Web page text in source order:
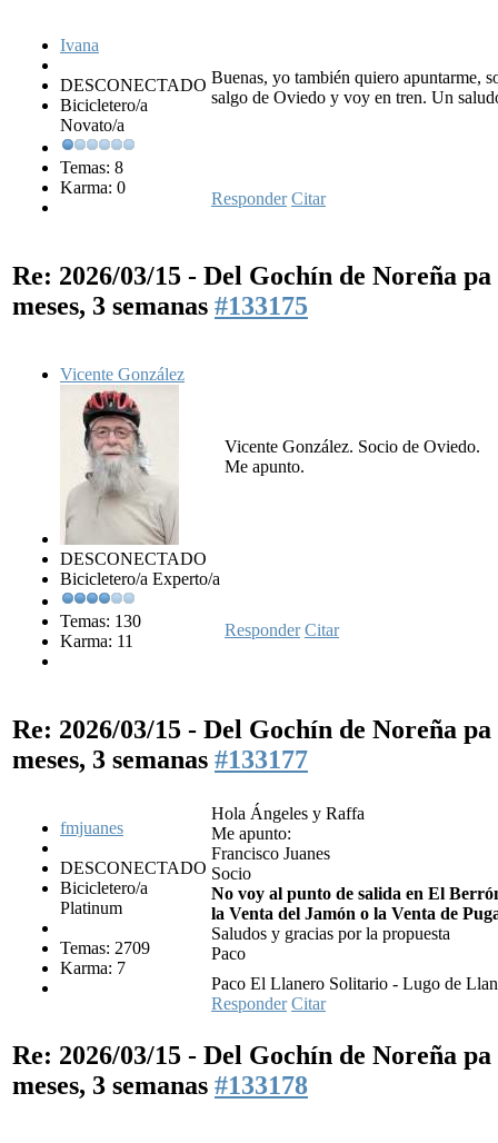
Ivana
DESCONECTADO
Bicicletero/a
Novato/a
Temas: 8
Karma: 0
Buenas, yo también quiero apuntarme,
salgo de Oviedo y voy en tren. Un
Responder Citar
Re: 2026/03/15 - Del Gochín de Noreña
meses, 3 semanas #133175
Vicente González
DESCONECTADO
Bicicletero/a Experto/a
Temas: 130
Karma: 11
Vicente González. Socio de Oviedo.
Me apunto.
Responder Citar
Re: 2026/03/15 - Del Gochín de Noreña
meses, 3 semanas #133177
fmjuanes
DESCONECTADO
Bicicletero/a
Platinum
Temas: 2709
Karma: 7
Hola Ángeles y Raffa
Me apunto:
Francisco Juanes
Socio
No voy al punto de salida en El
la Venta del Jamón o la Venta de
Saludos y gracias por la propuesta
Paco
Paco El Llanero Solitario - Lugo de
Responder Citar
Re: 2026/03/15 - Del Gochín de Noreña
meses, 3 semanas #133178